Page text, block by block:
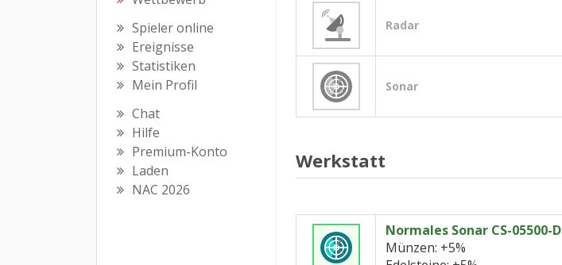
Spieler online
Ereignisse
Statistiken
Mein Profil
Chat
Hilfe
Premium-Konto
Laden
NAC 2026
Radar
Sonar
Werkstatt
Normales Sonar CS-05500-D
Münzen: +5%